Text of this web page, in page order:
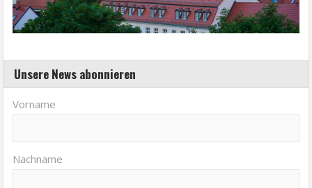
Unsere News abonnieren
Vorname
Nachname